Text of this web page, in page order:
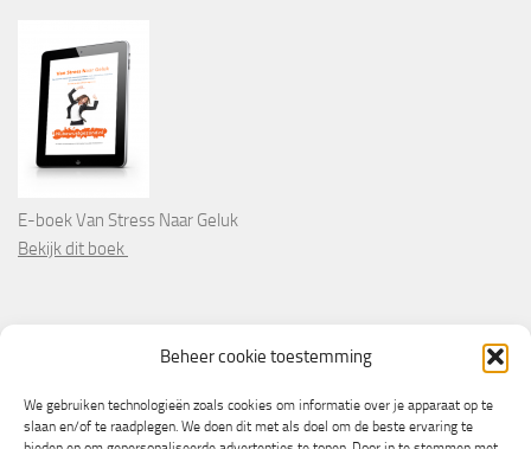
Beheer cookie toestemming
We gebruiken technologieën zoals cookies om informatie over je apparaat op te
slaan en/of te raadplegen. We doen dit met als doel om de beste ervaring te
E-boek Van Stress Naar Geluk
Bekijk dit boek